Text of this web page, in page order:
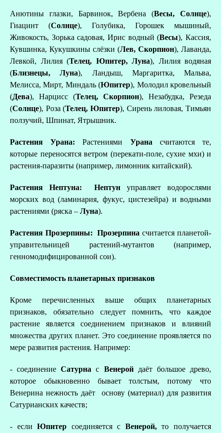
Анютины глазки, Барвинок, Вербена (Весы, Солнце),
Гиацинт (Солнце), Голубика, Горошек мышиный,
Живокость, Зорька садовая, Ирис водный (Весы), Кассия,
Кувшинка, Кукушкины слёзки (Лев, Скорпион), Лаванда,
Левкой, Лилия (Телец, Юпитер, Луна), Лилия водяная
(Близнецы, Луна), Ландыш, Маргаритка, Мальва,
Мелисса, Мирт, Миндаль (Юпитер), Молодил кровельный
(Дева), Нарцисс (Телец, Скорпион), Незабудка, Резеда
(Солнце), Роза (Телец, Юпитер), Сирень лиловая, Тимьян
ползучий, Шпинат, Ятрышник.
Растения Урана:Растениями Урана считаются те,
которые переносятся ветром (перекати-поле, сухие мхи) и
растения-паразиты (например, лимонник китайский).
Растения Нептуна:Нептунуправляет водорослями
морских вод (ламинария, фукус, цистезейра) и водными
растениями (ряска – Луна).
Растения Прозерпины: Прозерпинасчитается планетой-
управительницей растений-мутантов (например,
генномодифицированной сои).
Совместимость планетарных признаков
Кроме перечисленных выше общих планетарных
признаков, обязательно следует помнить, что каждое
растение является соединением признаков и влияний
множества других планет. Это соединение проявляется по
мере развития растения. Например:
- соединениеСатурна с Венерой даёт большое древо,
которое обыкновенно бывает толстым, потому что
Венерина нежность даёт основу (материал) для развития
Сатурианских качеств;
- еслиЮпитер соединяется с Венерой,то получается